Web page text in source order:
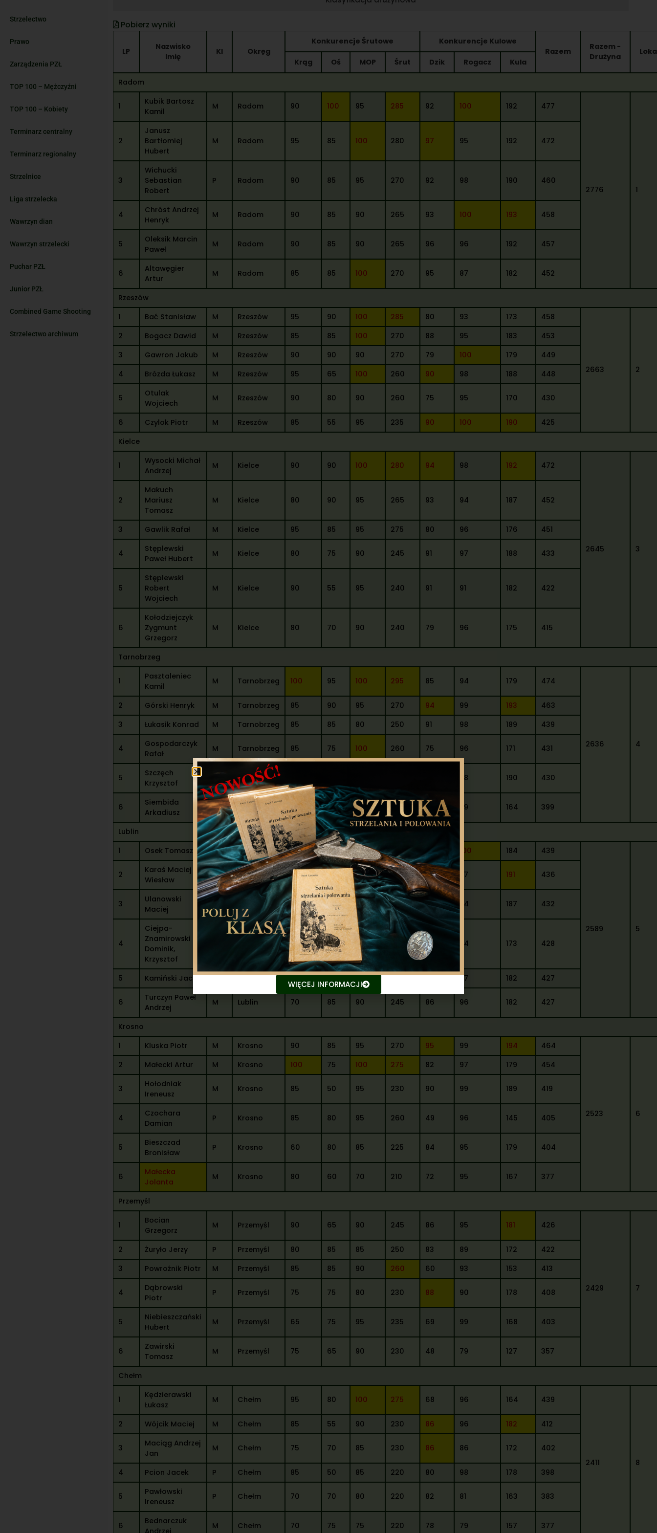
Strzelectwo
Prawo
Zarządzenia PZŁ
TOP 100 – Mężczyźni
TOP 100 – Kobiety
Terminarz centralny
Terminarz regionalny
Strzelnice
Liga strzelecka
Wawrzyn dian
Wawrzyn strzelecki
Puchar PZŁ
Junior PZŁ
Combined Game Shooting
Strzelectwo archiwum
Pobierz wyniki
LP
Nazwisko
Imię
Kl Okręg
Konkurencje Śrutowe
Konkurencje Kulowe
Razem
Razem -
Drużyna
Krąg
Oś MOP Śrut Dzik Rogacz Kula
Radom
1
Kubik Bartosz
Kamil
M Radom 90 100 95 285 92 100 192 477
2776 1
2
Janusz
Bartłomiej
Hubert
M Radom 95 85 100 280 97 95 192 472
3
Wichucki
Sebastian
Robert
P Radom 90 85 95 270 92 98 190 460
4
Chróst Andrzej
Henryk
M Radom 90 85 90 265 93 100 193 458
5
Oleksik Marcin
Paweł
M Radom 90 85 90 265 96 96 192 457
6
Altawęgier
Artur
M Radom 85 85 100 270 95 87 182 452
Rzeszów
1
Bać Stanisław M Rzeszów 95 90 100 285 80 93 173 458
2663 2
2 Bogacz Dawid M Rzeszów 85 85 100 270 88 95 183
453
3
Gawron Jakub M Rzeszów 90 90 90 270 79 100 179
449
4
Brózda Łukasz M Rzeszów 95 65 100 260 90 98 188 448
5
Otulak
Wojciech
M Rzeszów 90 80 90 260 75 95 170 430
6 Czylok Piotr M Rzeszów 85 55 95 235 90 100 190
425
Kielce
1
Wysocki Michał
Andrzej
M Kielce 90 90 100 280 94 98 192 472
2645 3
2
Makuch
Mariusz
Tomasz
M Kielce 80 90 95 265 93 94 187 452
3 Gawlik Rafał M Kielce 95 85 95 275 80 96 176 451
4
Stęplewski
Paweł Hubert
M Kielce 80 75 90 245 91 97 188 433
5
Stęplewski
Robert
Wojciech
M Kielce 90 55 95 240 91 91 182 422
6
Kołodziejczyk
Zygmunt
Grzegorz
M Kielce 80 70 90 240 79 96 175 415
Tarnobrzeg
1
Pasztaleniec
Kamil
M Tarnobrzeg 100 95 100 295 85 94 179 474
2636 4
2 Górski Henryk M Tarnobrzeg 85 90 95 270 94 99 193
463
3
Łukasik Konrad M Tarnobrzeg 85 85 80 250 91 98 189 439
4
Gospodarczyk
Rafał
M Tarnobrzeg 85 75 100 260 75 96 171 431
5
Szczęch
Krzysztof
Tarnobrzeg 98 190 430
6
Siembida
Arkadiusz
P Tarnobrzeg 85 65 85 235 75 89 164 399
Lublin
1
Osek Tomasz M Lublin 80 85 90 255 84 100 184 439
2589 5
2
Karaś Maciej
Wiesław
P Lublin 75 75 95 245 94 97 191 436
3
Ulanowski
Maciej
65 85 95 245 93 94 187 432
4
Ciejpa-
Znamirowski
Dominik,
Krzysztof
75 90 90 89 84 173 428
5 Kamiński Jacek 95 97 182 427
6
Turczyn Paweł
Andrzej
M Lublin 70 85 90 245 86 96 182 427
Krosno
1
Kluska Piotr M Krosno 90 85 95 270 95 99 194 464
2523 6
2 Małecki Artur M Krosno 100 75 100 275 82 97 179 454
3
Hołodniak
Ireneusz
M Krosno 85 50 95 230 90 99 189 419
4
Czochara
Damian
P Krosno 85 80 95 260 49 96 145 405
5
Bieszczad
Bronisław
P Krosno 60 80 85 225 84 95 179 404
6
Małecka
Jolanta
M Krosno 80 60 70 210 72 95 167 377
Przemyśl
1
Bocian
Grzegorz
M Przemyśl 90 65 90 245 86 95 181 426
2429 7
2 Żuryło Jerzy P Przemyśl 80 85 85 250 83 89 172
422
3
Powroźnik Piotr M Przemyśl 85 85 90 260 60 93 153 413
4
Dąbrowski
Piotr
P Przemyśl 75 75 80 230 88 90 178 408
5
Niebieszczański
Hubert
M Przemyśl 65 75 95 235 69 99 168 403
6
Zawirski
Tomasz
M Przemyśl 75 65 90 230 48 79 127 357
Chełm
1
Kędzierawski
Łukasz
M Chełm 95 80 100 275 68 96 164 439
2411 8
2 Wójcik Maciej M Chełm 85 55 90 230 86 96 182 412
3
Maciąg Andrzej
Jan
M Chełm 75 70 85 230 86 86 172 402
4 Pcion Jacek P Chełm 85 50 85 220 80 98 178 398
5
Pawłowski
Ireneusz
P Chełm 70 70 80 220 82 81 163 383
6
Bednarczuk
Andrzej
M Chełm 70 75 75 220 78 79 157 377
WIĘCEJ INFORMACJI